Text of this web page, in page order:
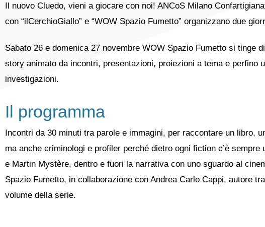
Il nuovo Cluedo, vieni a giocare con noi! ANCoS Milano
con “ilCerchioGiallo” e “WOW Spazio Fumetto” organizzano due
Sabato 26 e domenica 27 novembre WOW Spazio Fumetto si
story animato da incontri, presentazioni, proiezioni a tema e perfino
investigazioni.
Il programma
Incontri da 30 minuti tra parole e immagini, per raccontare un libro,
ma anche criminologi e profiler perché dietro ogni fiction c’è
e Martin Mystère, dentro e fuori la narrativa con uno sguardo al
Spazio Fumetto, in collaborazione con Andrea Carlo Cappi, autore
volume della serie.